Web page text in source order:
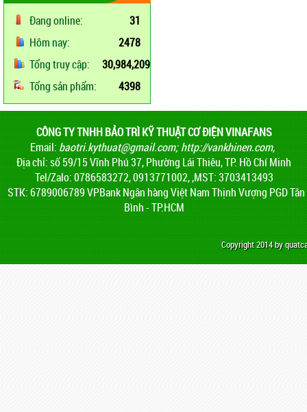
Đang online:
31
Hôm nay:
2478
Tổng truy cập:
30,984,209
Tổng sản phẩm:
4398
CÔNG TY TNHH BẢO TRÌ KỸ THUẬT CƠ ĐIỆN VINAFANS
Email: baotri.kythuat@gmail.com;http://vankhinen.com,
Địa chỉ: số 59/15 Vĩnh Phú 37, Phường Lái Thiêu, TP. Hồ Chí Minh
Tel/Zalo: 0786583272, 0913771002, ,MST: 3703413493
STK: 6789006789 VPBank Ngân hàng Việt Nam Thịnh Vượng PGD Tân
Bình - TP.HCM
Copyright 2014 by